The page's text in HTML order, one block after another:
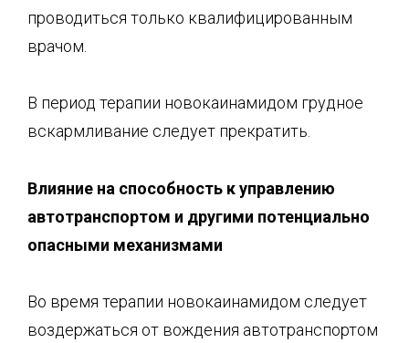
проводиться только квалифицированным
врачом.
В период терапии новокаинамидом грудное
вскармливание следует прекратить.
Влияние на способность к управлению
автотранспортом и другими потенциально
опасными механизмами
Во время терапии новокаинамидом следует
воздержаться от вождения автотранспортом